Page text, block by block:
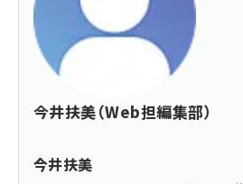
今井扶美（Web担編集部）
今井扶美